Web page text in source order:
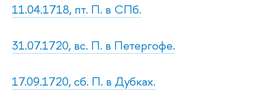
11.04.1718, пт. П. в СПб.
31.07.1720, вс. П. в Петергофе.
17.09.1720, сб. П. в Дубках.